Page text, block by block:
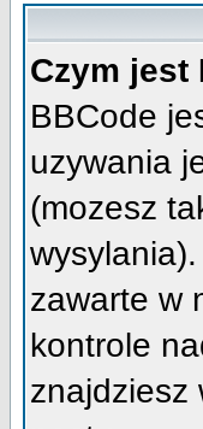
Czym jest
BBCode
uzywania
(mozesz
zawarte w
kontrole
znajdziesz